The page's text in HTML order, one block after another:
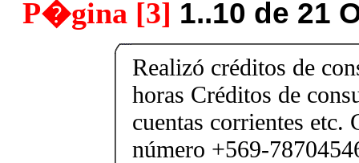
P�gina [3] 1..10 de 21
Realizó créditos de
horas Créditos de
cuentas corrientes etc.
número +569-